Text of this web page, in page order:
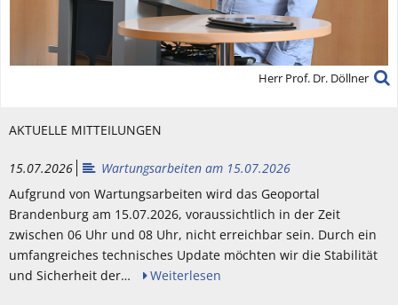
Herr Prof. Dr. Döllner
AKTUELLE MITTEILUNGEN
15.07.2026
Wartungsarbeiten am 15.07.2026
Aufgrund von Wartungsarbeiten wird das Geoportal
Brandenburg am 15.07.2026, voraussichtlich in der Zeit
zwischen 06 Uhr und 08 Uhr, nicht erreichbar sein. Durch ein
umfangreiches technisches Update möchten wir die Stabilität
und Sicherheit der…
Weiterlesen